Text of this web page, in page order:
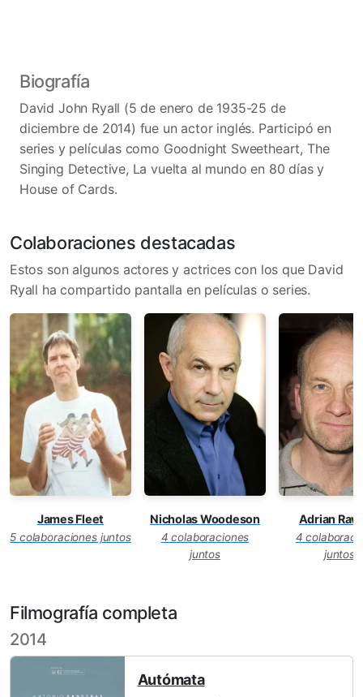
Biografía
David John Ryall (5 de enero de 1935-25 de
diciembre de 2014) fue un actor inglés. Participó en
series y películas como Goodnight Sweetheart, The
Singing Detective, La vuelta al mundo en 80 días y
House of Cards.
Colaboraciones destacadas
Estos son algunos actores y actrices con los que David
Ryall ha compartido pantalla en películas o series.
James Fleet
5 colaboraciones juntos
Nicholas Woodeson
4 colaboraciones
juntos
Adrian
4
juntos
Filmografía completa
2014
Autómata